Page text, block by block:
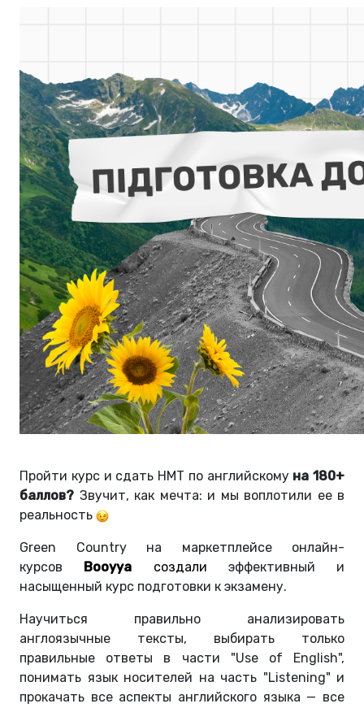
Пройти курс и сдать НМТ по английскому на 180+
баллов? Звучит, как мечта: и мы воплотили ее в
реальность
Green Country на маркетплейсе онлайн-
курсов
Booyya создали
эффективный и
насыщенный курс подготовки к экзамену.
Научиться правильно анализировать
англоязычные тексты, выбирать только
правильные ответы в части "Use of English",
понимать язык носителей на часть "Listening" и
прокачать все аспекты английского языка — все